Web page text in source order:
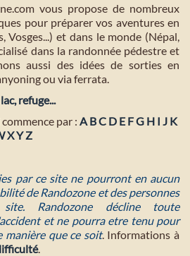
vous propose de nombreux
pour préparer vos aventures en
Vosges...) et dans le monde (Népal,
dans la randonnée pédestre et
aussi des idées de sorties en
ou via ferrata.
refuge...
par : A BC D E FG H I J K
XYZ
par ce site ne pourront en aucun
de Randozone et des personnes
Randozone décline toute
et ne pourra etre tenu pour
manière que ce soit. Informations à
.